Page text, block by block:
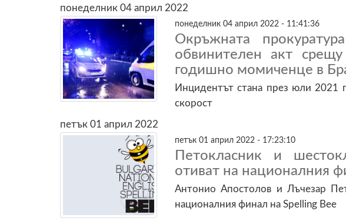
понеделник 04 април 2022
понеделник 04 април 2022 - 11:41:36
Окръжната
обвинителен акт
годишно момиченце в
Инцидентът стана през юли 2021
скорост
петък 01 април 2022
петък 01 април 2022 - 17:23:10
Петокласник и
отиват на националния
Антонио Апостолов и Лъчезар
националния финал на Spelling Bee